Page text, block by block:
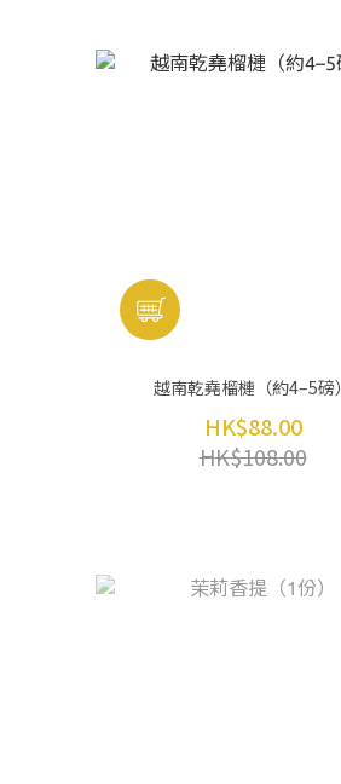
越南乾堯榴槤（約4–5磅）
HK$88.00
HK$108.00